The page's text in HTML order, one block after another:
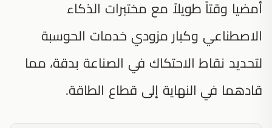
أمضيا وقتاً طويلاً مع مختبرات الذكاء
الاصطناعي وكبار مزودي خدمات الحوسبة
لتحديد نقاط الاحتكاك في الصناعة بدقة، مما
قادهما في النهاية إلى قطاع الطاقة.